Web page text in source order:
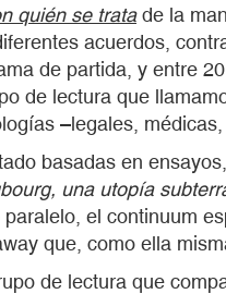
quién se tratade la
acuerdos,
de partida, y entre
de lectura que
–legales,
basadas en
una utopía
el continuum
que, como ella
de lectura que